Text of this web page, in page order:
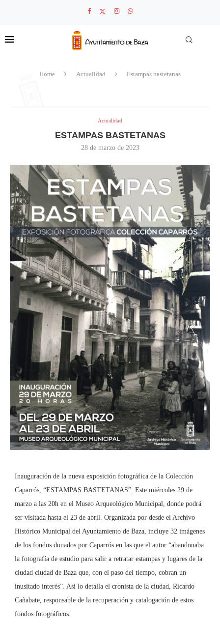
Home Actualidad Estampas bastetanas
Actualidad
ESTAMPAS BASTETANAS
28 de marzo de 2023
Inauguración de la nueva exposición fotográfica de la Colección
Caparrós, “ESTAMPAS BASTETANAS”. Este miércoles 29 de
marzo a las 20h en el Museo Arqueológico Municipal, donde podrá
ser visitada hasta el 23 de abril. Organizada por desde el Archivo
Histórico Municipal del Ayuntamiento de Baza, incluye 32 imágenes
de los fondos donados por Caparrós en las que el autor “abandonaba
la fotografía de estudio para salir a retratar estampas y lugares de la
ciudad ciudad de Baza que, con el paso del tiempo, cobran un
inusitado interés”. Así lo detalla el cronista de la ciudad, Ricardo
Cañabate, responsable de la recuperación y catalogación de estos
fondos fotográficos.